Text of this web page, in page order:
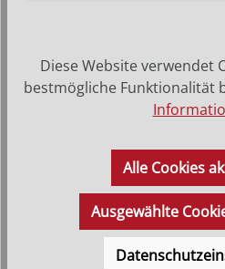
Ochs Fides
Diese Website verwendet
bestmögliche Funktionalität
Alle Cookies
Ausgewählte